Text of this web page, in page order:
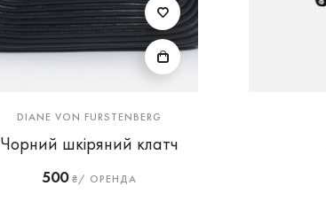
DIANE VON FURSTENBERG
Чорний шкіряний клатч
500₴/ ОРЕНДА